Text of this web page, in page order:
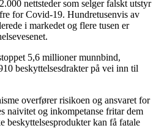
nettsteder som selger falskt utstyr
for Covid-19. Hundretusenvis av
i markedet og flere tusen er
5,6 millioner munnbind,
beskyttelsesdrakter på vei inn til
overfører risikoen og ansvaret for
naivitet og inkompetanse fritar dem
beskyttelsesprodukter kan få fatale